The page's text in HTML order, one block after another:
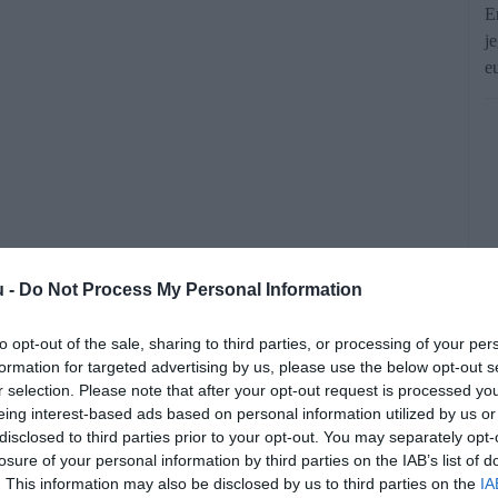
- Do Not Process My Personal Information
opt-out of the sale, sharing to third parties, or processing of your
for targeted advertising by us, please use the below opt-out
selection. Please note that after your opt-out request is processed
interest-based ads based on personal information utilized by us
to third parties prior to your opt-out. You may separately
of your personal information by third parties on the IAB’s list of
This information may also be disclosed by us to third parties on the
megállapítását az előző évi
is megfeleltek a jogosultsági